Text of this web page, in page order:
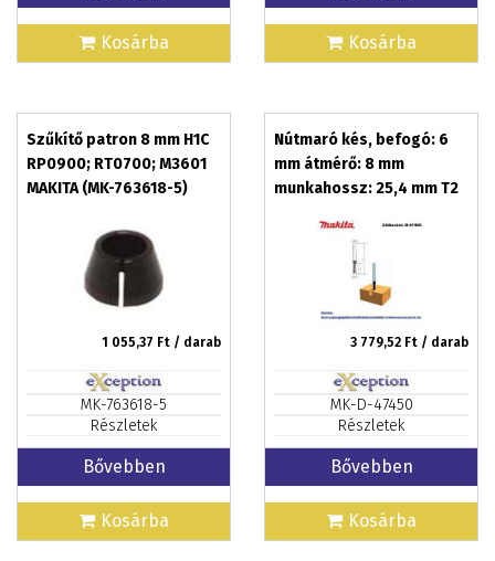
Kosárba Kosárba
Szűkítő patron 8 mm H1C
RP0900; RT0700; M3601
MAKITA (MK-763618-5)
1 055,37 Ft / darab
MK-763618-5
Részletek
Bővebben
Kosárba
Nútmaró kés, befogó: 6
mm átmérő: 8 mm
munkahossz: 25,4 mm T2
3 779,52 Ft / darab
MK-D-47450
Részletek
Bővebben
Kosárba